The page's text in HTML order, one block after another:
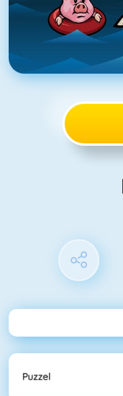
Puzzel